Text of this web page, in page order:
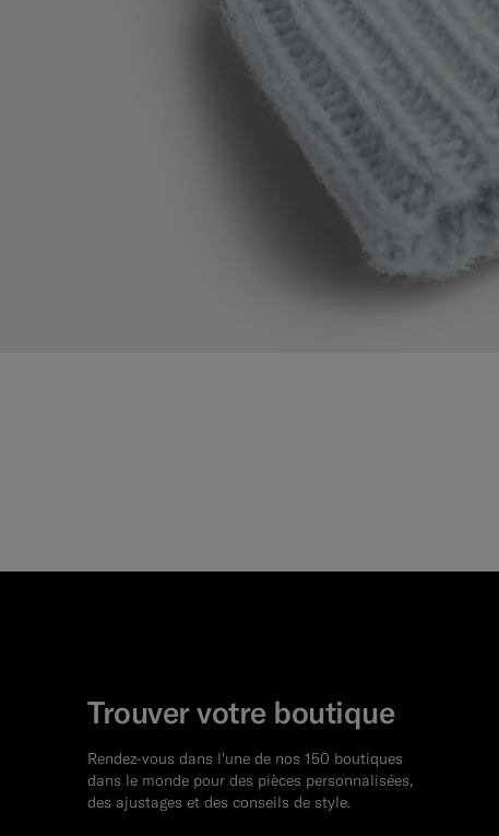
Trouver votre boutique
Rendez-vous dans l'une de nos 150 boutiques
dans le monde pour des pièces personnalisées,
des ajustages et des conseils de style.